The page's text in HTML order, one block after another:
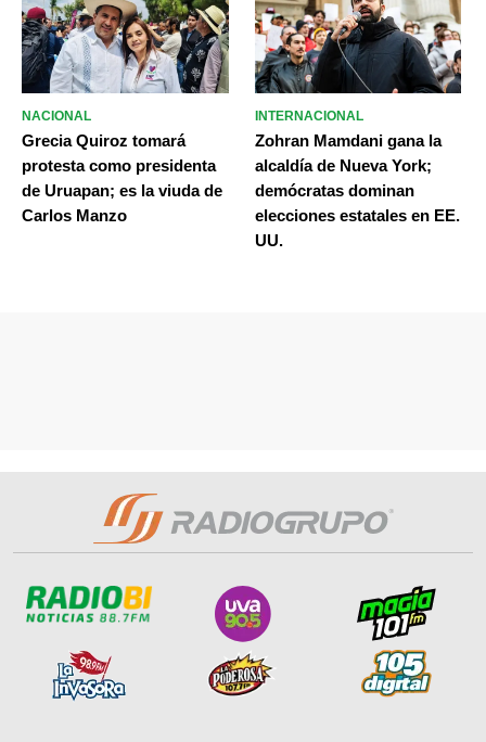
NACIONAL
Grecia Quiroz tomará
protesta como presidenta
de Uruapan; es la viuda de
Carlos Manzo
INTERNACIONAL
Zohran Mamdani gana la
alcaldía de Nueva York;
demócratas dominan
elecciones estatales en EE.
UU.